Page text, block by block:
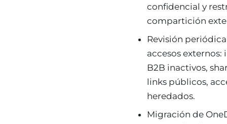
confidencial y
comparti­ción
Revisión
accesos externos:
B2B inactivos,
links públicos,
heredados.
Migración de